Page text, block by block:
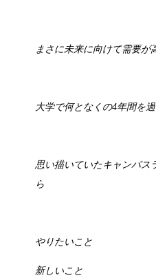
まさに未来に向けて需要が
大学で何となくの4年間を
思い描いていたキャンパス
ら
やりたいこと
新しいこと